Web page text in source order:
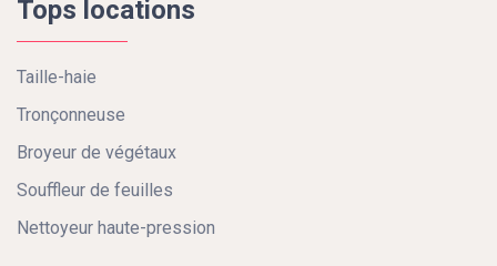
Tops locations
Taille-haie
Tronçonneuse
Broyeur de végétaux
Souffleur de feuilles
Nettoyeur haute-pression